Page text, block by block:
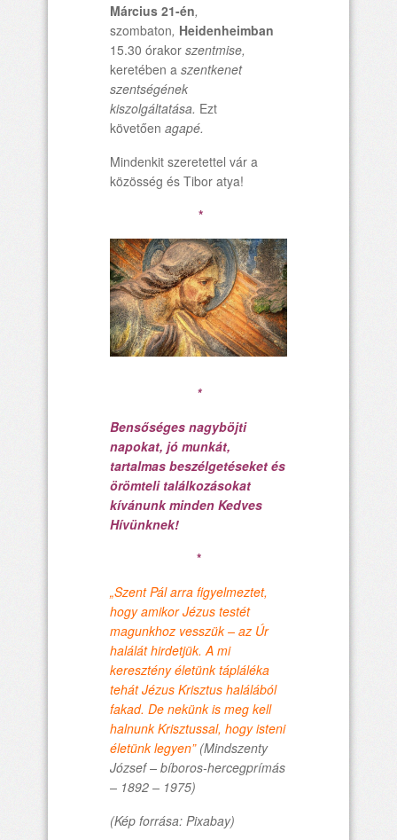
Március 21-én,
szombaton, Heidenheimban
15.30 órakor szentmise,
keretében a szentkenet
szentségének
kiszolgáltatása. Ezt
követően agapé.
Mindenkit szeretettel vár a
közösség és Tibor atya!
*
*
Bensőséges nagyböjti
napokat, jó munkát,
tartalmas beszélgetéseket és
örömteli találkozásokat
kívánunk minden Kedves
Hívünknek!
*
„Szent Pál arra figyelmeztet,
hogy amikor Jézus testét
magunkhoz vesszük – az Úr
halálát hirdetjük. A mi
keresztény életünk tápláléka
tehát Jézus Krisztus halálából
fakad. De nekünk is meg kell
halnunk Krisztussal, hogy isteni
életünk legyen” (Mindszenty
József – bíboros-hercegprímás
– 1892 – 1975)
(Kép forrása: Pixabay)